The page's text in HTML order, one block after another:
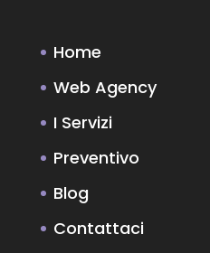
Home
Web Agency
I Servizi
Preventivo
Blog
Contattaci